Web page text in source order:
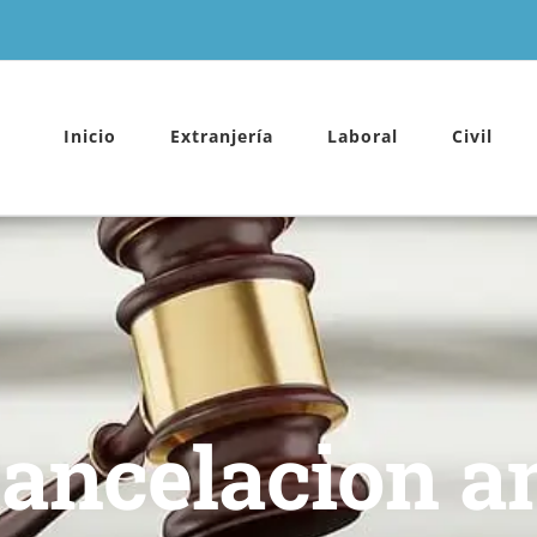
Inicio Extranjería Laboral Civil